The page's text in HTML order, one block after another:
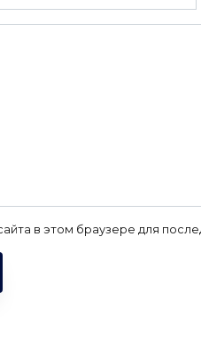
в этом браузере для